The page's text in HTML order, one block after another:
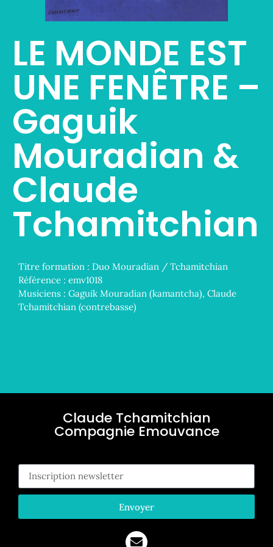
LE MONDE EST
UNE FENÊTRE –
Gaguik
Mouradian &
Claude
Tchamitchian
Titre formation : Duo Mouradian / Tchamitchian
Référence : emv1018
Musiciens : Gaguik Mouradian (kamantcha), Claude
Tchamitchian (contrebasse)
Claude Tchamitchian
Compagnie Emouvance
Envoyer